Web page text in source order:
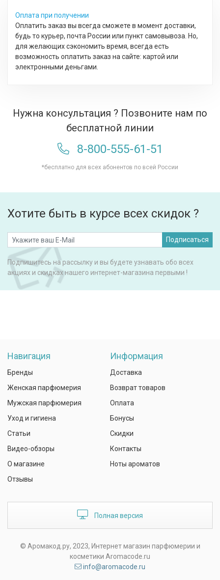
Оплата при получении
Оплатить заказ вы всегда сможете в момент доставки,
будь то курьер, почта России или пункт самовывоза. Но,
для желающих сэкономить время, всегда есть
возможность оплатить заказ на сайте: картой или
электронными деньгами.
Нужна консультация ? Позвоните нам по
бесплатной линии
8-800-555-61-51
*бесплатно для всех абонентов по всей России
Хотите быть в курсе всех скидок ?
Подписаться
Подпишитесь на рассылку и вы будете узнавать обо всех
акциях и скидках нашего интернет-магазина первыми !
Навигация
Бренды
Женская парфюмерия
Мужская парфюмерия
Уход и гигиена
Статьи
Видео-обзоры
О магазине
Отзывы
Информация
Доставка
Возврат товаров
Оплата
Бонусы
Скидки
Контакты
Ноты ароматов
Полная версия
© Аромакод.ру, 2023, Интернет магазин парфюмерии и
косметики Aromacode.ru
info@aromacode.ru